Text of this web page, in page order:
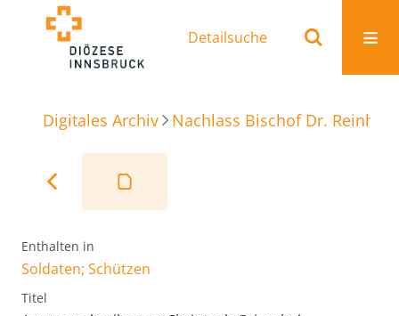
Detailsuche
Digitales Archiv Nachlass Bischof Dr.
Enthalten in
Soldaten; Schützen
Titel